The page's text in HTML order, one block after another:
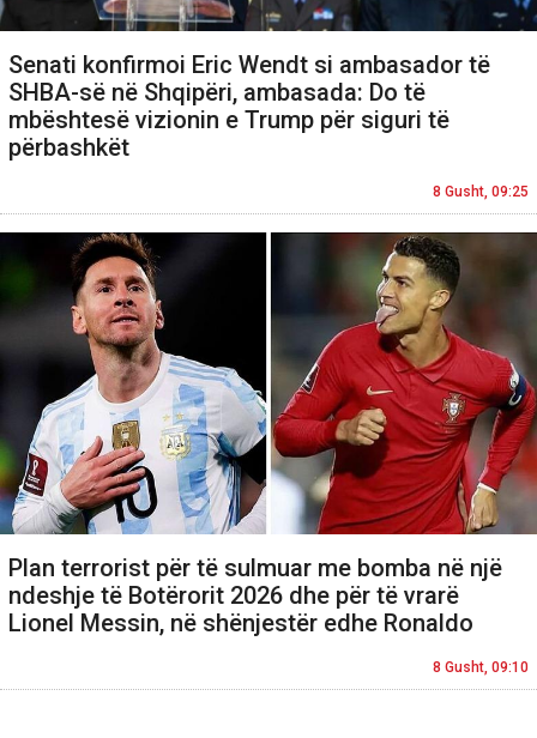
Senati konfirmoi Eric Wendt si ambasador të
SHBA-së në Shqipëri, ambasada: Do të
mbështesë vizionin e Trump për siguri të
përbashkët
8 Gusht, 09:25
Plan terrorist për të sulmuar me bomba në një
ndeshje të Botërorit 2026 dhe për të vrarë
Lionel Messin, në shënjestër edhe Ronaldo
8 Gusht, 09:10